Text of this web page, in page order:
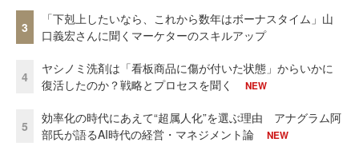
3
「下剋上したいなら、これから数年はボーナスタイム」山
口義宏さんに聞くマーケターのスキルアップ
4
ヤシノミ洗剤は「看板商品に傷が付いた状態」からいかに
復活したのか？戦略とプロセスを聞く
NEW
5
効率化の時代にあえて“超属人化”を選ぶ理由 アナグラム阿
部氏が語るAI時代の経営・マネジメント論
NEW